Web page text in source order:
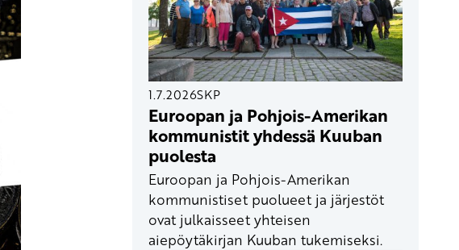
1.7.2026SKP
Euroopan ja Pohjois-Amerikan
kommunistit yhdessä Kuuban
puolesta
Euroopan ja Pohjois-Amerikan
kommunistiset puolueet ja järjestöt
ovat julkaisseet yhteisen
aiepöytäkirjan Kuuban tukemiseksi.